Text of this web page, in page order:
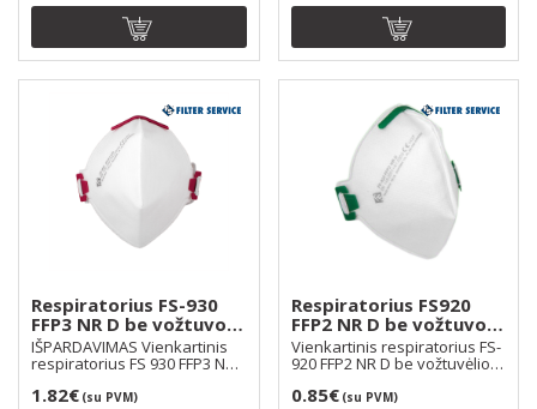
Respiratorius FS-930
FFP3 NR D be vožtuvo,
dirželiai per galvą
IŠPARDAVIMAS Vienkartinis
respiratorius FS 930 FFP3 NR
D be vožtuvėlio..
1.82€ (su PVM)
Respiratorius FS920
FFP2 NR D be vožtuvo,
dirželiai per galvą
Vienkartinis respiratorius FS-
920 FFP2 NR D be vožtuvėlio,
0.85€ (su PVM)